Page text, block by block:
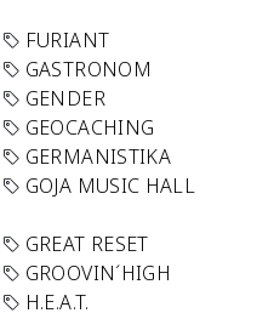
FURIANT
GASTRONOM
GENDER
GEOCACHING
GERMANISTIKA
GOJA MUSIC HALL
GREAT RESET
GROOVIN´HIGH
H.E.A.T.